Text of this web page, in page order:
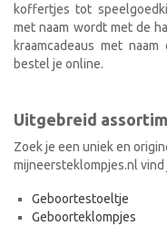
koffertjes tot
met naam wordt met de
kraamcadeaus met
bestel je online.
Uitgebreid
Zoek je een uniek en
mijneersteklompjes.nl
Geboortestoeltje
Geboorteklompjes